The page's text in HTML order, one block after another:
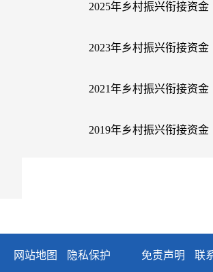
2025年乡村振兴衔接资金
2023年乡村振兴衔接资金
2021年乡村振兴衔接资金
2019年乡村振兴衔接资金
网站地图 隐私保护 免责声明
联